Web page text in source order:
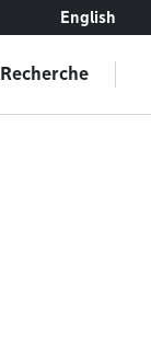
English
Recherche